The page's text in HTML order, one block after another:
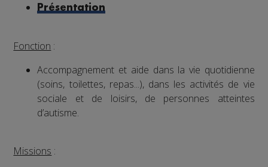
Présentation
Fonction :
Accompagnement et aide dans la vie quotidienne
(soins, toilettes, repas...), dans les activités de vie
sociale et de loisirs, de personnes atteintes
d’autisme.
Missions :